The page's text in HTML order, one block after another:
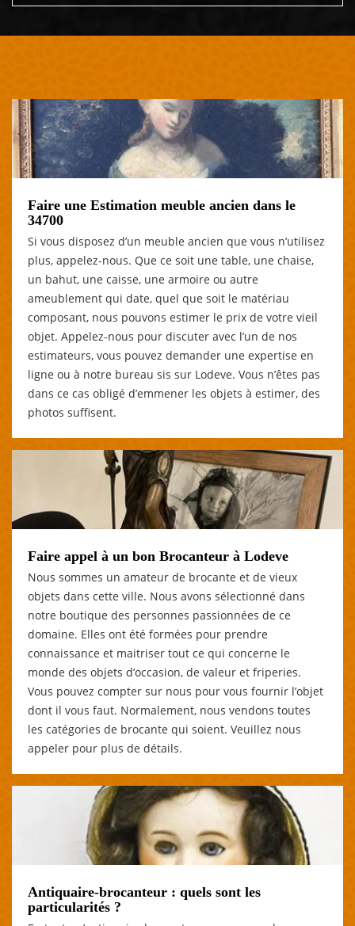
Faire une Estimation meuble ancien dans le
34700
Si vous disposez d’un meuble ancien que vous n’utilisez
plus, appelez-nous. Que ce soit une table, une chaise,
un bahut, une caisse, une armoire ou autre
ameublement qui date, quel que soit le matériau
composant, nous pouvons estimer le prix de votre vieil
objet. Appelez-nous pour discuter avec l’un de nos
estimateurs, vous pouvez demander une expertise en
ligne ou à notre bureau sis sur Lodeve. Vous n’êtes pas
dans ce cas obligé d’emmener les objets à estimer, des
photos suffisent.
Faire appel à un bon Brocanteur à Lodeve
Nous sommes un amateur de brocante et de vieux
objets dans cette ville. Nous avons sélectionné dans
notre boutique des personnes passionnées de ce
domaine. Elles ont été formées pour prendre
connaissance et maitriser tout ce qui concerne le
monde des objets d’occasion, de valeur et friperies.
Vous pouvez compter sur nous pour vous fournir l’objet
dont il vous faut. Normalement, nous vendons toutes
les catégories de brocante qui soient. Veuillez nous
appeler pour plus de détails.
Antiquaire-brocanteur : quels sont les
particularités ?